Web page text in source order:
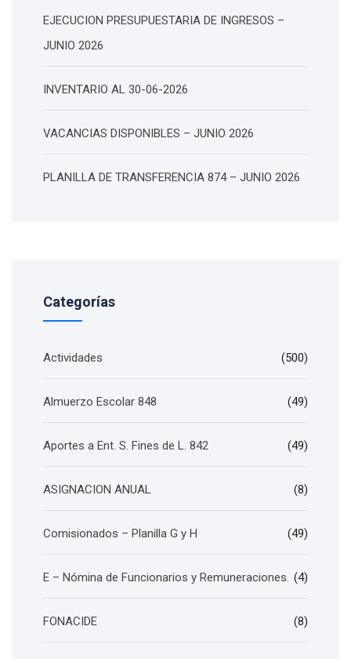
EJECUCION PRESUPUESTARIA DE INGRESOS –
JUNIO 2026
INVENTARIO AL 30-06-2026
VACANCIAS DISPONIBLES – JUNIO 2026
PLANILLA DE TRANSFERENCIA 874 – JUNIO 2026
Categorías
Actividades (500)
Almuerzo Escolar 848 (49)
Aportes a Ent. S. Fines de L. 842 (49)
ASIGNACION ANUAL (8)
Comisionados – Planilla G y H (49)
E – Nómina de Funcionarios y Remuneraciones. (4)
FONACIDE (8)